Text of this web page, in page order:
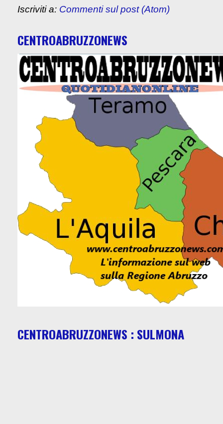
Iscriviti a: Commenti sul post (Atom)
CENTROABRUZZONEWS
CENTROABRUZZONEWS : SULMONA